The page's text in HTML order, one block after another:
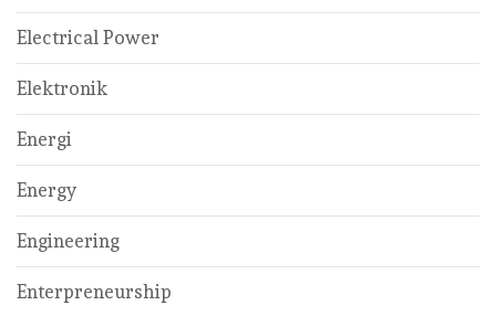
Electrical Power
Elektronik
Energi
Energy
Engineering
Enterpreneurship